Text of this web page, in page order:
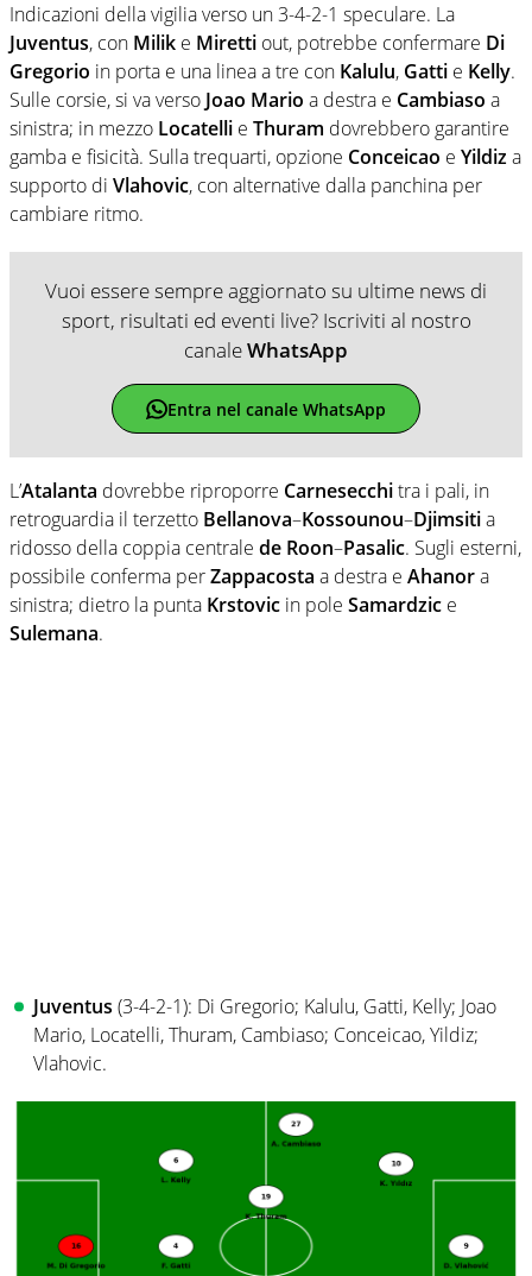
Indicazioni della vigilia verso un 3-4-2-1 speculare. La
Juventus, con Milik e Miretti out, potrebbe confermare Di
Gregorio in porta e una linea a tre con Kalulu, Gatti e Kelly.
Sulle corsie, si va verso Joao Mario a destra e Cambiaso a
sinistra; in mezzo Locatelli e Thuram dovrebbero garantire
gamba e fisicità. Sulla trequarti, opzione Conceicao e Yildiza
supporto di Vlahovic, con alternative dalla panchina per
cambiare ritmo.
Vuoi essere sempre aggiornato su ultime news di
sport, risultati ed eventi live? Iscriviti al nostro
canaleWhatsApp
Entra nel canale WhatsApp
L’Atalanta dovrebbe riproporre Carnesecchitra i pali, in
retroguardia il terzetto Bellanova–Kossounou–Djimsitia
ridosso della coppia centrale de Roon–Pasalic. Sugli esterni,
possibile conferma perZappacosta a destra e Ahanora
sinistra; dietro la punta Krstovic in pole Samardzic e
Sulemana.
Juventus (3-4-2-1): Di Gregorio; Kalulu, Gatti, Kelly; Joao
Mario, Locatelli, Thuram, Cambiaso; Conceicao, Yildiz;
Vlahovic.